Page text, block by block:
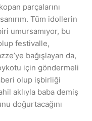
parçalarını
Tüm idollerin
umursamıyor, bu
festivalle,
bağışlayan da,
için göndermeli
olup işbirliği
aklıyla baba demiş
doğurtacağını